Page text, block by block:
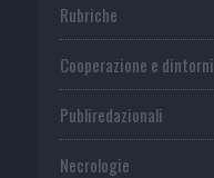
Rubriche
Cooperazione e dintorni
Publiredazionali
Necrologie